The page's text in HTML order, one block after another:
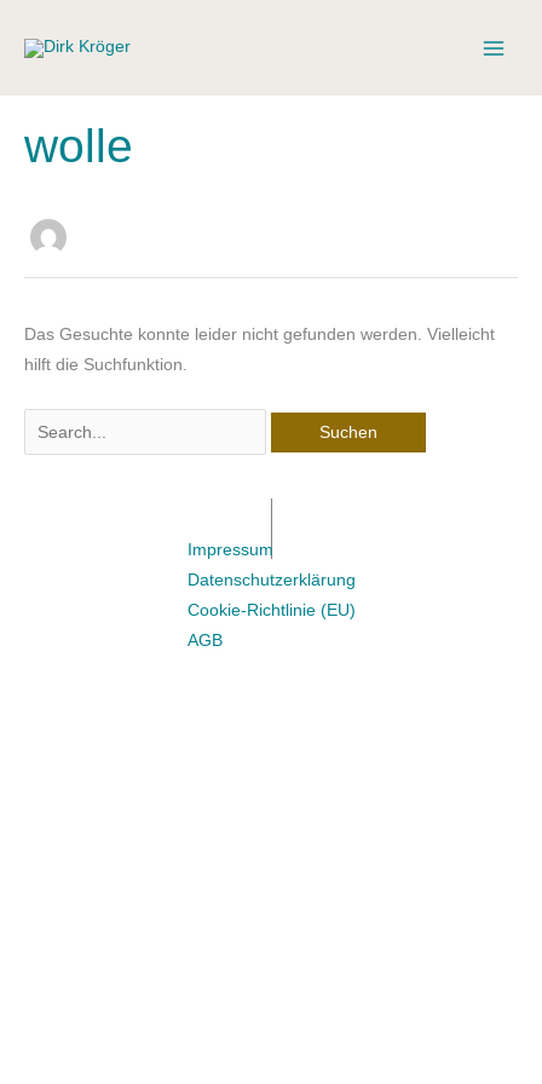
Inhalt
wolle
Das Gesuchte konnte leider nicht gefunden werden. Vielleicht
hilft die Suchfunktion.
Suchen
nach:
Impressum
Datenschutzerklärung
Cookie-Richtlinie (EU)
AGB